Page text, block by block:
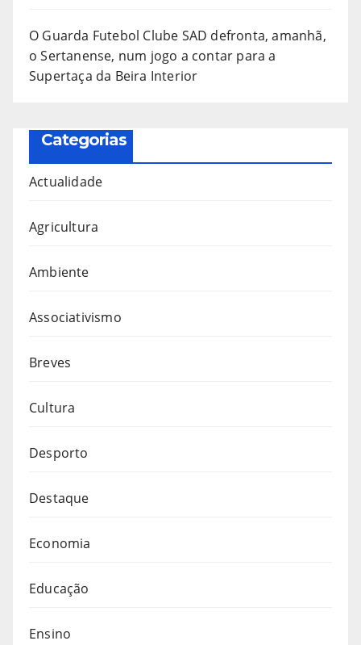
O Guarda Futebol Clube SAD defronta, amanhã,
o Sertanense, num jogo a contar para a
Supertaça da Beira Interior
Categorias
Actualidade
Agricultura
Ambiente
Associativismo
Breves
Cultura
Desporto
Destaque
Economia
Educação
Ensino